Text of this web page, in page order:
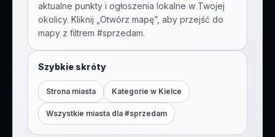
aktualne punkty i ogłoszenia lokalne w Twojej
okolicy. Kliknij „Otwórz mapę”, aby przejść do
mapy z filtrem #sprzedam.
Szybkie skróty
Strona miasta Kategorie w Kielce
Wszystkie miasta dla #sprzedam